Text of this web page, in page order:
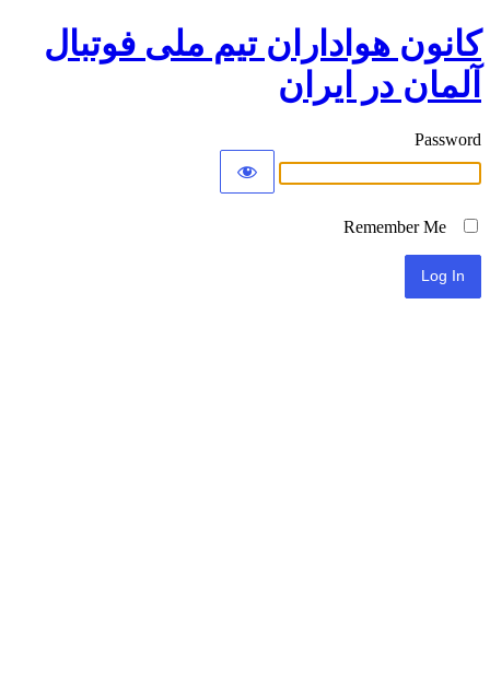
کانون هواداران تیم ملی فوتبال
آلمان در ایران
Password
Remember Me